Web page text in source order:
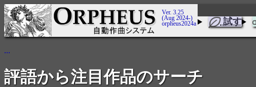
Ver. 3.25
(Aug 2024-)
orpheus2024a 試す
...
評語から注目作品のサーチ